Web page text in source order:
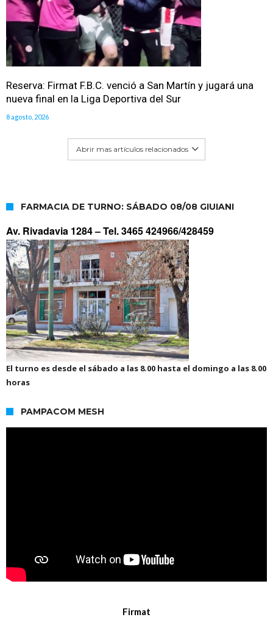
Reserva: Firmat F.B.C. venció a San Martín y jugará una
nueva final en la Liga Deportiva del Sur
8 agosto, 2026
Abrir mas artículos relacionados
FARMACIA DE TURNO: SÁBADO 08/08 GIUIANI
Av. Rivadavia 1284 –Tel. 3465 424966/428459
El turno es desde el sábado a las 8.00 hasta el domingo a las 8.00
horas
PAMPACOM MESH
Firmat